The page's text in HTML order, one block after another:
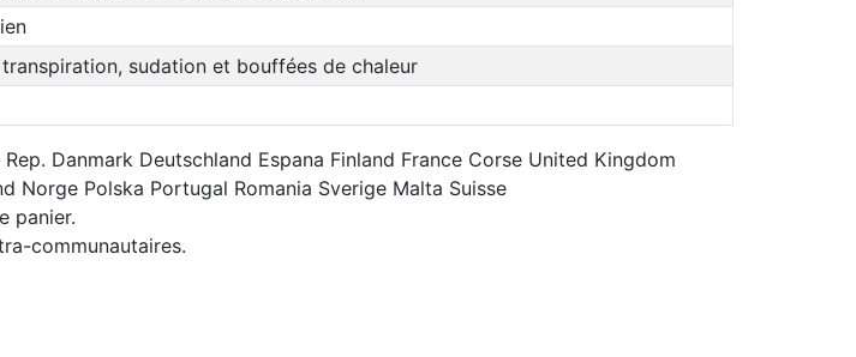
sudation et bouffées de chaleur
Danmark Deutschland Espana Finland France Corse United Kingdom
Norge Polska Portugal Romania Sverige Malta Suisse
panier.
communautaires.